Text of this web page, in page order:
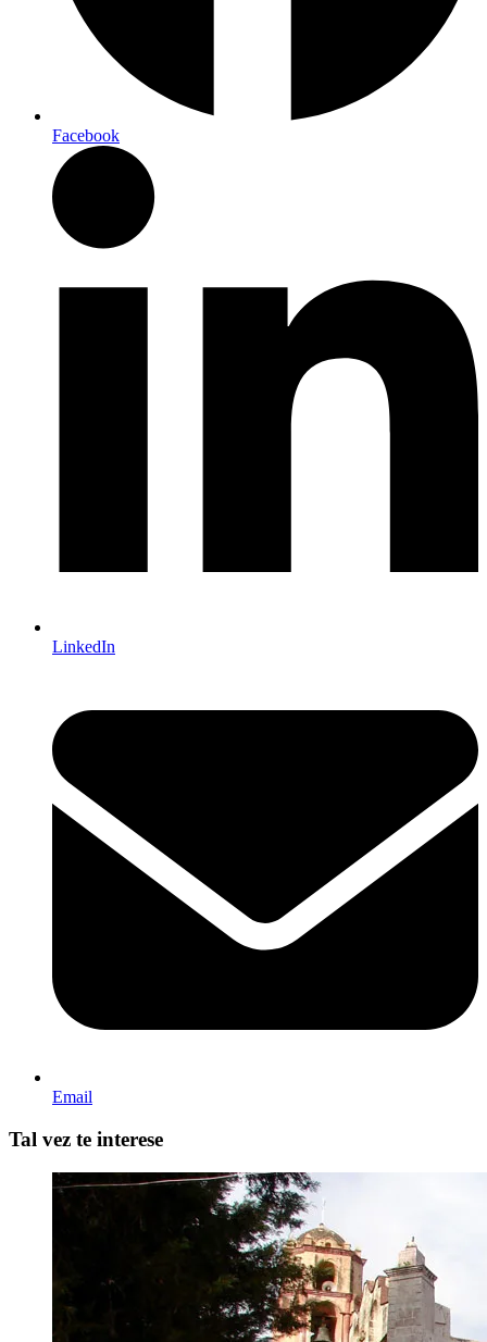
Facebook
LinkedIn
Email
Tal vez te interese